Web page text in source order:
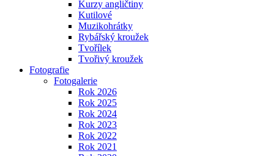
Kurzy angličtiny
Kutilové
Muzikohrátky
Rybářský kroužek
Tvořílek
Tvořivý kroužek
Fotografie
Fotogalerie
Rok 2026
Rok 2025
Rok 2024
Rok 2023
Rok 2022
Rok 2021